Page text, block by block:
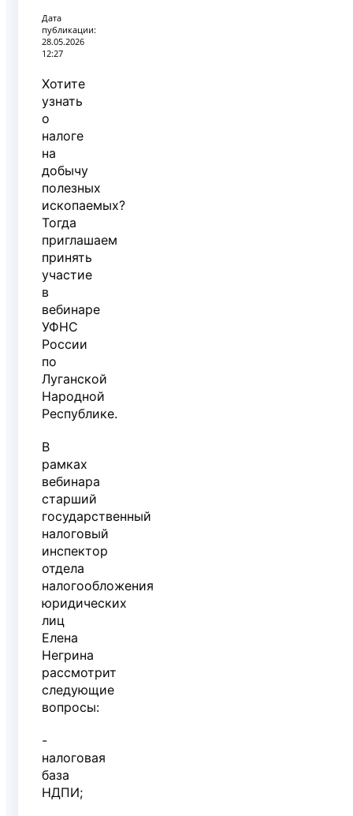
Дата
публикации:
28.05.2026
12:27
Хотите
узнать
о
налоге
на
добычу
полезных
Тогда
приглашаем
принять
участие
в
вебинаре
УФНС
России
по
Луганской
Народной
Республике.
В
рамках
вебинара
старший
государственный
налоговый
инспектор
отдела
налогообложения
юридических
лиц
Елена
Негрина
рассмотрит
следующие
вопросы:
-
налоговая
база
НДПИ;